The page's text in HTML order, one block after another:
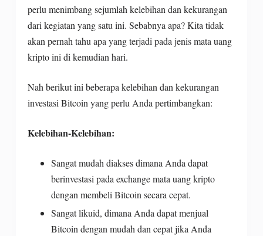
perlu menimbang sejumlah kelebihan dan kekurangan
dari kegiatan yang satu ini. Sebabnya apa? Kita tidak
akan pernah tahu apa yang terjadi pada jenis mata uang
kripto ini di kemudian hari.
Nah berikut ini beberapa kelebihan dan kekurangan
investasi Bitcoin yang perlu Anda pertimbangkan:
Kelebihan-Kelebihan:
Sangat mudah diakses dimana Anda dapat
berinvestasi pada exchange mata uang kripto
dengan membeli Bitcoin secara cepat.
Sangat likuid, dimana Anda dapat menjual
Bitcoin dengan mudah dan cepat jika Anda